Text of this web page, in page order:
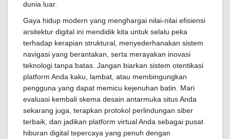
dunia luar.
Gaya hidup modern yang menghargai nilai-nilai efisiensi
arsitektur digital ini mendidik kita untuk selalu peka
terhadap kerapian struktural, menyederhanakan sistem
navigasi yang berantakan, serta merayakan inovasi
teknologi tanpa batas. Jangan biarkan sistem otentikasi
platform Anda kaku, lambat, atau membingungkan
pengguna yang dapat memicu kejenuhan batin. Mari
evaluasi kembali skema desain antarmuka situs Anda
sekarang juga, terapkan protokol perlindungan siber
terbaik, dan jadikan platform virtual Anda sebagai pusat
hiburan digital tepercaya yang penuh dengan